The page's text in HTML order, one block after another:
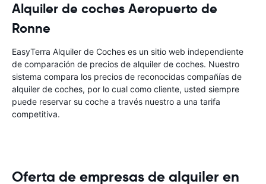
Alquiler de coches Aeropuerto de
Ronne
EasyTerra Alquiler de Coches es un sitio web independiente
de comparación de precios de alquiler de coches. Nuestro
sistema compara los precios de reconocidas compañías de
alquiler de coches, por lo cual como cliente, usted siempre
puede reservar su coche a través nuestro a una tarifa
competitiva.
Oferta de empresas de alquiler en